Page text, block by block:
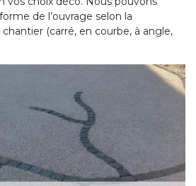
de l’ouvrage selon la
(carré, en courbe, à angle,